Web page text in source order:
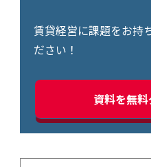
賃貸経営に課題をお持
ださい！
資料を無